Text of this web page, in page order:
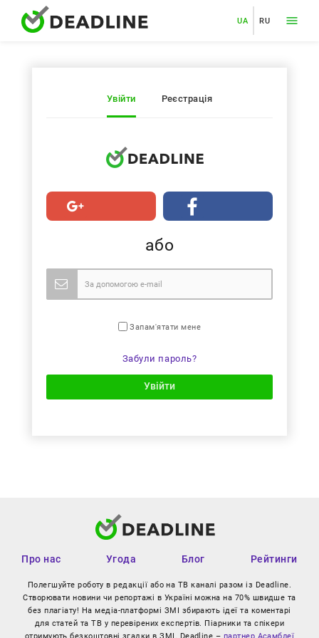
UA RU
Увійти Реєстрація
або
Запам'ятати мене
Забули пароль?
Увійти
Про нас Угода Блог Рейтинги
Полегшуйте роботу в редакції або на ТВ каналі разом із Deadline.
Створювати новини чи репортажі в Україні можна на 70% швидше та
без плагіату! На медіа-платформі ЗМІ збирають ідеї та коментарі
для статей та ТВ у перевірених експертів. Піарники та спікери